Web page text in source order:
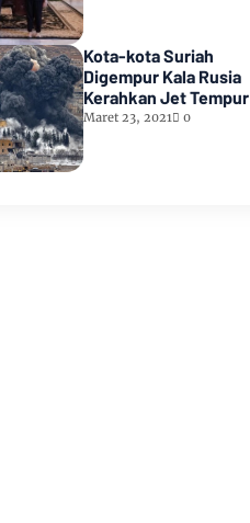
Kota-kota Suriah
Digempur Kala Rusia
Kerahkan Jet Tempur
Maret 23, 2021 0